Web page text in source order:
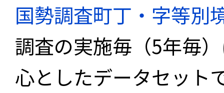
国勢調査町丁・字等別
調査の実施毎（5年毎
心としたデータセット